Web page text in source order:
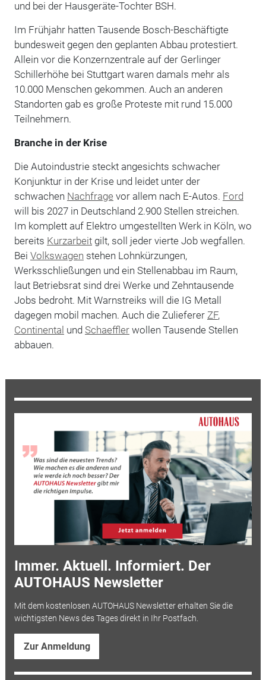
und bei der Hausgeräte-Tochter BSH.
Im Frühjahr hatten Tausende Bosch-Beschäftigte
bundesweit gegen den geplanten Abbau protestiert.
Allein vor die Konzernzentrale auf der Gerlinger
Schillerhöhe bei Stuttgart waren damals mehr als
10.000 Menschen gekommen. Auch an anderen
Standorten gab es große Proteste mit rund 15.000
Teilnehmern.
Branche in der Krise
Die Autoindustrie steckt angesichts schwacher
Konjunktur in der Krise und leidet unter der
schwachen Nachfrage vor allem nach E-Autos. Ford
will bis 2027 in Deutschland 2.900 Stellen streichen.
Im komplett auf Elektro umgestellten Werk in Köln, wo
bereits Kurzarbeitgilt, soll jeder vierte Job wegfallen.
Bei Volkswagen stehen Lohnkürzungen,
Werksschließungen und ein Stellenabbau im Raum,
laut Betriebsrat sind drei Werke und Zehntausende
Jobs bedroht. Mit Warnstreiks will die IG Metall
dagegen mobil machen. Auch die Zulieferer ZF,
Continental und Schaefflerwollen Tausende Stellen
abbauen.
Immer. Aktuell. Informiert. Der
AUTOHAUS Newsletter
Mit dem kostenlosen AUTOHAUS Newsletter erhalten Sie die
wichtigsten News des Tages direkt in Ihr Postfach.
Zur Anmeldung